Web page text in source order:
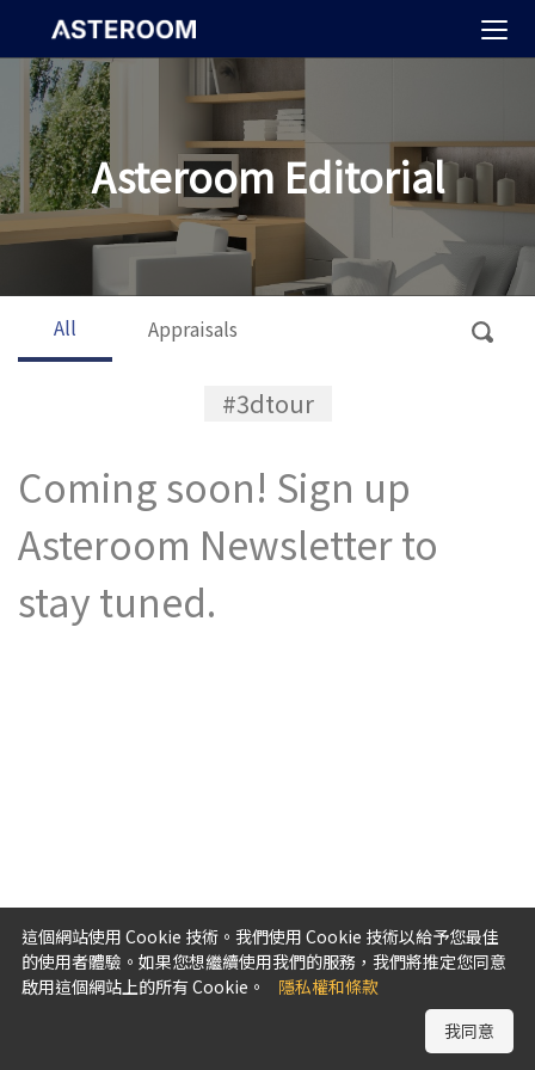
Asteroom Editorial
All Appraisals
#3dtour
Coming soon! Sign up
Asteroom Newsletter to
stay tuned.
這個網站使用 Cookie 技術。我們使用 Cookie 技術以給予您最佳
的使用者體驗。如果您想繼續使用我們的服務，我們將推定您同意
啟用這個網站上的所有 Cookie。
隱私權和條款
我同意